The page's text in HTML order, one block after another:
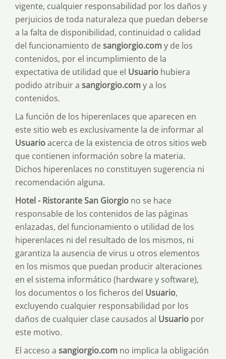
vigente, cualquier responsabilidad por los daños y
perjuicios de toda naturaleza que puedan deberse
a la falta de disponibilidad, continuidad o calidad
del funcionamiento desangiorgio.comy de los
contenidos, por el incumplimiento de la
expectativa de utilidad que el Usuario hubiera
podido atribuir a sangiorgio.comy a los
contenidos.
La función de los hiperenlaces que aparecen en
este sitio web es exclusivamente la de informar al
Usuarioacerca de la existencia de otros sitios web
que contienen información sobre la materia.
Dichos hiperenlaces no constituyen sugerencia ni
recomendación alguna.
Hotel - Ristorante San Giorgio no se hace
responsable de los contenidos de las páginas
enlazadas, del funcionamiento o utilidad de los
hiperenlaces ni del resultado de los mismos, ni
garantiza la ausencia de virus u otros elementos
en los mismos que puedan producir alteraciones
en el sistema informático (hardware y software),
los documentos o los ficheros del Usuario,
excluyendo cualquier responsabilidad por los
daños de cualquier clase causados al Usuario por
este motivo.
El acceso a sangiorgio.com no implica la obligación